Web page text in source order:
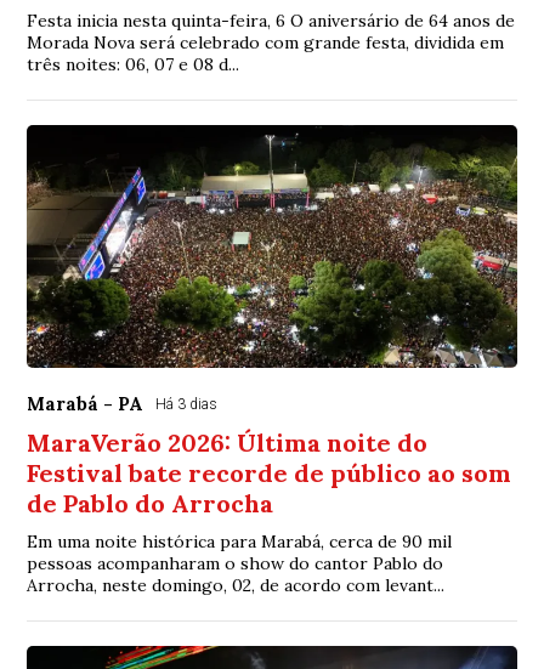
Festa inicia nesta quinta-feira, 6 O aniversário de 64 anos de
Morada Nova será celebrado com grande festa, dividida em
três noites: 06, 07 e 08 d...
Marabá - PA Há 3 dias
MaraVerão 2026: Última noite do
Festival bate recorde de público ao som
de Pablo do Arrocha
Em uma noite histórica para Marabá, cerca de 90 mil
pessoas acompanharam o show do cantor Pablo do
Arrocha, neste domingo, 02, de acordo com levant...